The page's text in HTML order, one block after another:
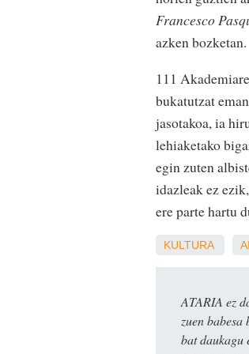
Francesco
azken bozketan.
111
bukatutzat
jasotakoa, ia
lehiaketako
egin zuten
idazleak ez
ere parte hartu
KULTURA
ATARIA ez
zuen
bat daukagu